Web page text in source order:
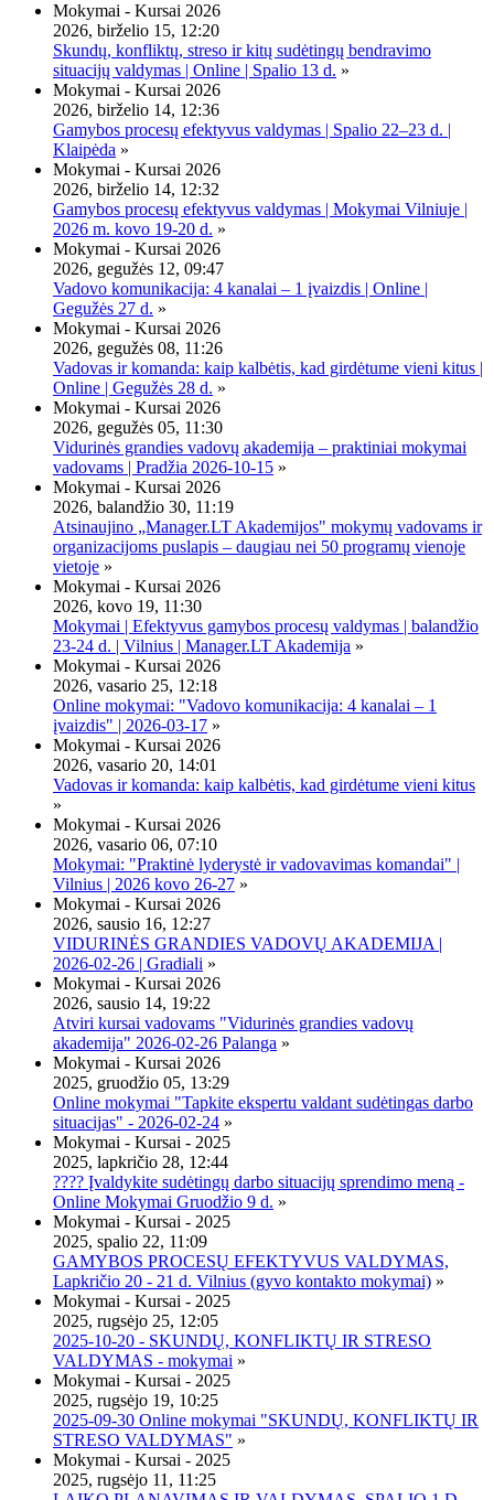
Mokymai - Kursai 2026
2026, birželio 15, 12:20
Skundų, konfliktų, streso ir kitų sudėtingų bendravimo
situacijų valdymas | Online | Spalio 13 d. »
Mokymai - Kursai 2026
2026, birželio 14, 12:36
Gamybos procesų efektyvus valdymas | Spalio 22–23 d. |
Klaipėda »
Mokymai - Kursai 2026
2026, birželio 14, 12:32
Gamybos procesų efektyvus valdymas | Mokymai Vilniuje |
2026 m. kovo 19-20 d. »
Mokymai - Kursai 2026
2026, gegužės 12, 09:47
Vadovo komunikacija: 4 kanalai – 1 įvaizdis | Online |
Gegužės 27 d. »
Mokymai - Kursai 2026
2026, gegužės 08, 11:26
Vadovas ir komanda: kaip kalbėtis, kad girdėtume vieni kitus |
Online | Gegužės 28 d. »
Mokymai - Kursai 2026
2026, gegužės 05, 11:30
Vidurinės grandies vadovų akademija – praktiniai mokymai
vadovams | Pradžia 2026-10-15 »
Mokymai - Kursai 2026
2026, balandžio 30, 11:19
Atsinaujino „Manager.LT Akademijos" mokymų vadovams ir
organizacijoms puslapis – daugiau nei 50 programų vienoje
vietoje »
Mokymai - Kursai 2026
2026, kovo 19, 11:30
Mokymai | Efektyvus gamybos procesų valdymas | balandžio
23-24 d. | Vilnius | Manager.LT Akademija »
Mokymai - Kursai 2026
2026, vasario 25, 12:18
Online mokymai: "Vadovo komunikacija: 4 kanalai – 1
įvaizdis" | 2026-03-17 »
Mokymai - Kursai 2026
2026, vasario 20, 14:01
Vadovas ir komanda: kaip kalbėtis, kad girdėtume vieni kitus
»
Mokymai - Kursai 2026
2026, vasario 06, 07:10
Mokymai: "Praktinė lyderystė ir vadovavimas komandai" |
Vilnius | 2026 kovo 26-27 »
Mokymai - Kursai 2026
2026, sausio 16, 12:27
VIDURINĖS GRANDIES VADOVŲ AKADEMIJA |
2026-02-26 | Gradiali »
Mokymai - Kursai 2026
2026, sausio 14, 19:22
Atviri kursai vadovams "Vidurinės grandies vadovų
akademija" 2026-02-26 Palanga »
Mokymai - Kursai 2026
2025, gruodžio 05, 13:29
Online mokymai "Tapkite ekspertu valdant sudėtingas darbo
situacijas" - 2026-02-24 »
Mokymai - Kursai - 2025
2025, lapkričio 28, 12:44
???? Įvaldykite sudėtingų darbo situacijų sprendimo meną -
Online Mokymai Gruodžio 9 d. »
Mokymai - Kursai - 2025
2025, spalio 22, 11:09
GAMYBOS PROCESŲ EFEKTYVUS VALDYMAS,
Lapkričio 20 - 21 d. Vilnius (gyvo kontakto mokymai) »
Mokymai - Kursai - 2025
2025, rugsėjo 25, 12:05
2025-10-20 - SKUNDŲ, KONFLIKTŲ IR STRESO
VALDYMAS - mokymai »
Mokymai - Kursai - 2025
2025, rugsėjo 19, 10:25
2025-09-30 Online mokymai "SKUNDŲ, KONFLIKTŲ IR
STRESO VALDYMAS" »
Mokymai - Kursai - 2025
2025, rugsėjo 11, 11:25